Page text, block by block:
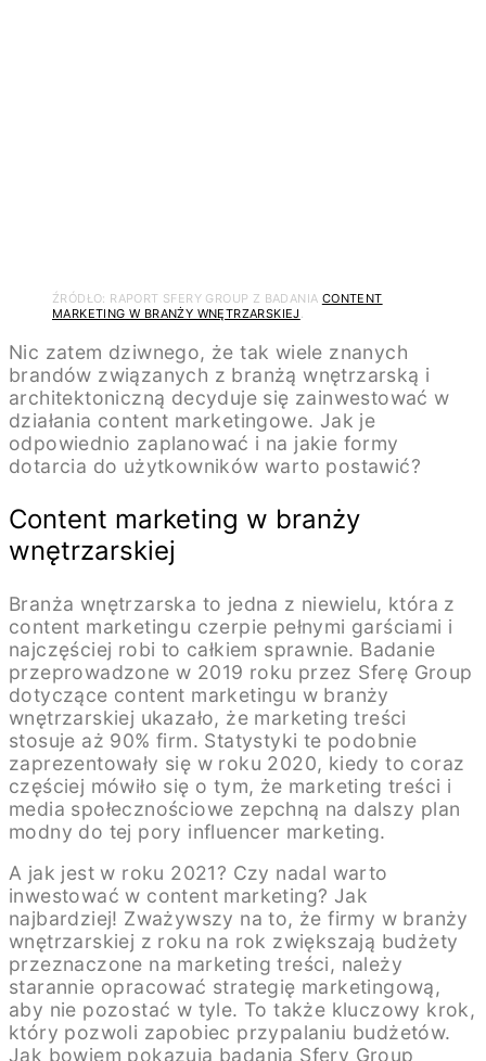
ŹRÓDŁO: RAPORT SFERY GROUP Z BADANIA CONTENT
MARKETING W BRANŻY WNĘTRZARSKIEJ .
Nic zatem dziwnego, że tak wiele znanych
brandów związanych z branżą wnętrzarską i
architektoniczną decyduje się zainwestować w
działania content marketingowe. Jak je
odpowiednio zaplanować i na jakie formy
dotarcia do użytkowników warto postawić?
Content marketing w branży
wnętrzarskiej
Branża wnętrzarska to jedna z niewielu, która z
content marketingu czerpie pełnymi garściami i
najczęściej robi to całkiem sprawnie. Badanie
przeprowadzone w 2019 roku przez Sferę Group
dotyczące content marketingu w branży
wnętrzarskiej ukazało, że marketing treści
stosuje aż 90% firm. Statystyki te podobnie
zaprezentowały się w roku 2020, kiedy to coraz
częściej mówiło się o tym, że marketing treści i
media społecznościowe zepchną na dalszy plan
modny do tej pory influencer marketing.
A jak jest w roku 2021? Czy nadal warto
inwestować w content marketing? Jak
najbardziej! Zważywszy na to, że firmy w branży
wnętrzarskiej z roku na rok zwiększają budżety
przeznaczone na marketing treści, należy
starannie opracować strategię marketingową,
aby nie pozostać w tyle. To także kluczowy krok,
który pozwoli zapobiec przypalaniu budżetów.
Jak bowiem pokazują badania Sfery Group